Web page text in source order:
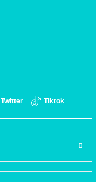
Twitter Tiktok